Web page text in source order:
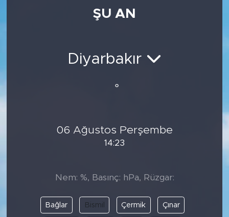
ŞU AN
Diyarbakır
°
06 Ağustos Perşembe
14:23
Nem: %, Basınç: hPa, Rüzgar:
Bağlar Bismil Çermik Çınar
Köşe Yazarları
Manşet